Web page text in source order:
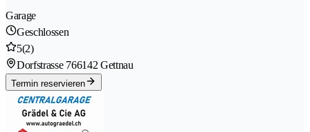
Garage
Geschlossen
5(2)
Dorfstrasse 766142 Gettnau
Termin reservieren